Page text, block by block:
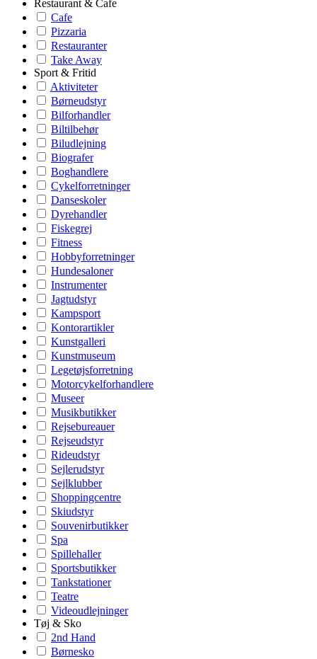
Restaurant & Cafe
Cafe
Pizzaria
Restauranter
Take Away
Sport & Fritid
Aktiviteter
Børneudstyr
Bilforhandler
Biltilbehør
Biludlejning
Biografer
Boghandlere
Cykelforretninger
Danseskoler
Dyrehandler
Fiskegrej
Fitness
Hobbyforretninger
Hundesaloner
Instrumenter
Jagtudstyr
Kampsport
Kontorartikler
Kunstgalleri
Kunstmuseum
Legetøjsforretning
Motorcykelforhandlere
Museer
Musikbutikker
Rejsebureauer
Rejseudstyr
Rideudstyr
Sejlerudstyr
Sejlklubber
Shoppingcentre
Skiudstyr
Souvenirbutikker
Spa
Spillehaller
Sportsbutikker
Tankstationer
Teatre
Videoudlejninger
Tøj & Sko
2nd Hand
Børnesko